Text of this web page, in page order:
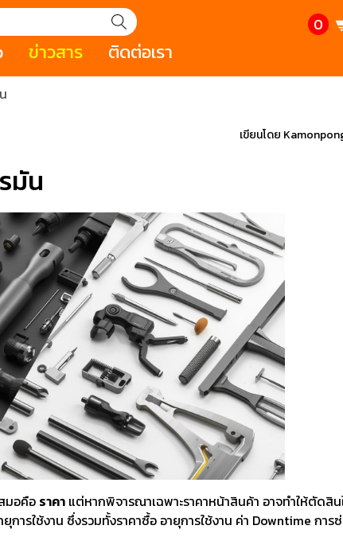
0
ระเภทประแจ
งมือขัดและตกแต่งผิววัสดุ
เครื่องมือที่ไม่ก่อให้เกิดประกายไฟ
(Non-sparking tools)
องมือสำหรับช่างยนต์ (
Tools)
เครื่องมือสำหรับช่างไฟฟ้า
(Electrician Tool)
machining / ชุด
มือใช้งานกับเครื่องจักรและ
งCNC
3 Clamping technology /
อุปกรณ์จับยึด
tools for screws /
มือช่าง ประเภทขันแน่น
7 Gripping, cutting, and striking
tools / เครื่องมือช่าง ประเภทจับ
ยึดให้แน่น
accessories and
safety / อุปกรณ์
งมือทั่วไป และอุปกรณ์ความ
ภัย
ข่าวสาร
Trusco
ติดต่อเรา
เขียนโดย
มัน
มอคือ ราคา แต่หากพิจารณาเฉพาะราคาหน้าสินค้า อาจทำให้ตัดสิ
ารใช้งาน ซึ่งรวมทั้งราคาซื้อ อายุการใช้งาน ค่า Downtime การ